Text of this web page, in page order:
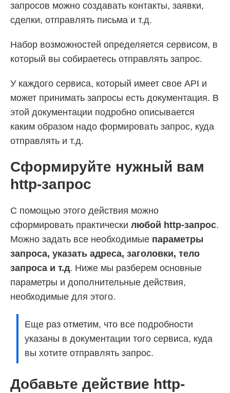
запросов можно создавать контакты, заявки,
сделки, отправлять письма и т.д.
Набор возможностей определяется сервисом, в
который вы собираетесь отправлять запрос.
У каждого сервиса, который имеет свое API и
может принимать запросы есть документация. В
этой документации подробно описывается
каким образом надо формировать запрос, куда
отправлять и т.д.
Сформируйте нужный вам
http-запрос
С помощью этого действия можно
сформировать практически любой http-запрос.
Можно задать все необходимые параметры
запроса, указать адреса, заголовки, тело
запроса и т.д. Ниже мы разберем основные
параметры и дополнительные действия,
необходимые для этого.
Еще раз отметим, что все подробности
указаны в документации того сервиса, куда
вы хотите отправлять запрос.
Добавьте действие http-